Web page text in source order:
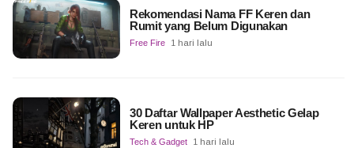
Rekomendasi Nama FF Keren dan
Rumit yang Belum Digunakan
Free Fire 1 hari lalu
30 Daftar Wallpaper Aesthetic Gelap
Keren untuk HP
Tech & Gadget 1 hari lalu